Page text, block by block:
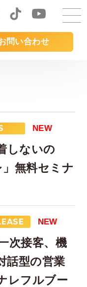
問い合わせ
NEW
しないの
無料セミナ
NEW
次接客、機
話型の営業
レフルブー